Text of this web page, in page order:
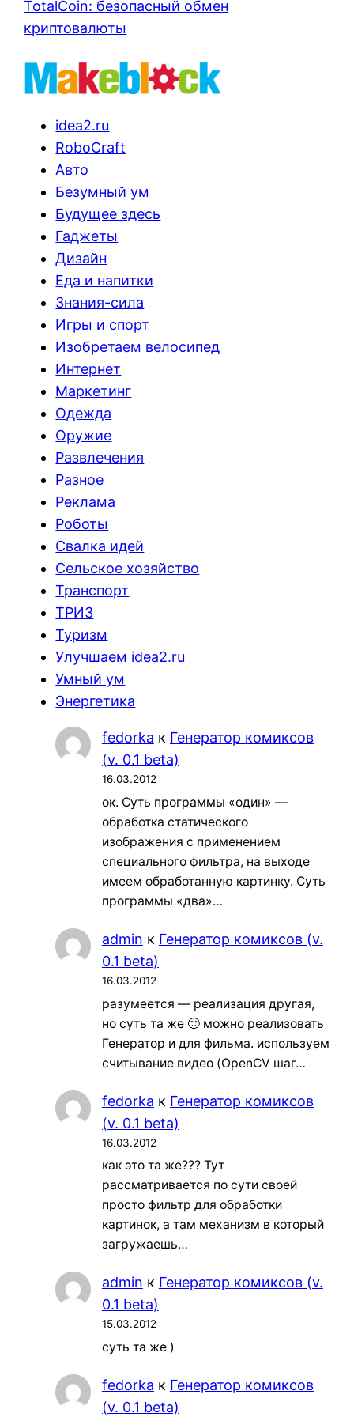
TotalCoin: безопасный обмен
криптовалюты
idea2.ru
RoboCraft
Авто
Безумный ум
Будущее здесь
Гаджеты
Дизайн
Еда и напитки
Знания-сила
Игры и спорт
Изобретаем велосипед
Интернет
Маркетинг
Одежда
Оружие
Развлечения
Разное
Реклама
Роботы
Свалка идей
Сельское хозяйство
Транспорт
ТРИЗ
Туризм
Улучшаем idea2.ru
Умный ум
Энергетика
fedorka к Генератор комиксов
(v. 0.1 beta)
16.03.2012
ок. Суть программы «один» —
обработка статического
изображения с применением
специального фильтра, на выходе
имеем обработанную картинку. Суть
программы «два»…
admin к Генератор комиксов (v.
0.1 beta)
16.03.2012
разумеется — реализация другая,
но суть та же 🙂 можно реализовать
Генератор и для фильма. используем
считывание видео (OpenCV шаг…
fedorka к Генератор комиксов
(v. 0.1 beta)
16.03.2012
как это та же??? Тут
рассматривается по сути своей
просто фильтр для обработки
картинок, а там механизм в который
загружаешь…
admin к Генератор комиксов (v.
0.1 beta)
15.03.2012
суть та же )
fedorka к Генератор комиксов
(v. 0.1 beta)